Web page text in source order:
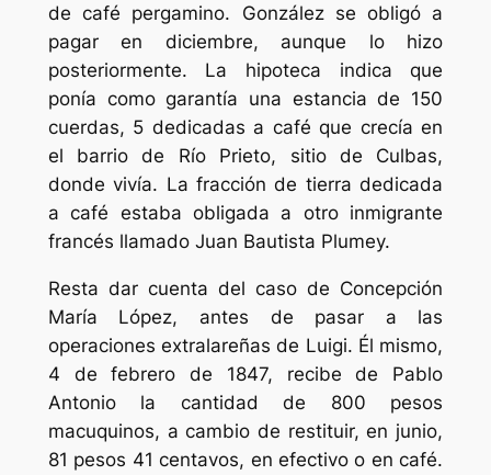
de café pergamino. González se obligó a
pagar en diciembre, aunque lo hizo
posteriormente. La hipoteca indica que
ponía como garantía una estancia de 150
cuerdas, 5 dedicadas a café que crecía en
el barrio de Río Prieto, sitio de Culbas,
donde vivía. La fracción de tierra dedicada
a café estaba obligada a otro inmigrante
francés llamado Juan Bautista Plumey.
Resta dar cuenta del caso de Concepción
María López, antes de pasar a las
operaciones extralareñas de Luigi. Él mismo,
4 de febrero de 1847, recibe de Pablo
Antonio la cantidad de 800 pesos
macuquinos, a cambio de restituir, en junio,
81 pesos 41 centavos, en efectivo o en café.